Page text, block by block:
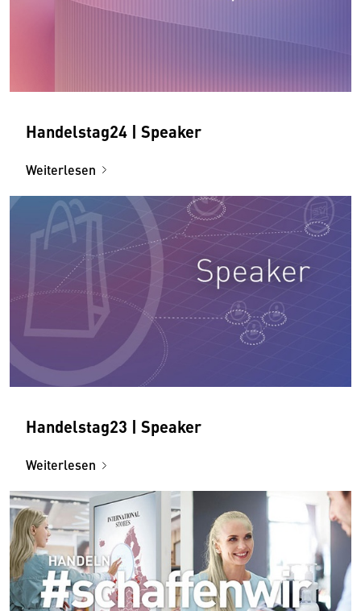
Handelstag24 | Speaker
Weiterlesen
Handelstag23 | Speaker
Weiterlesen